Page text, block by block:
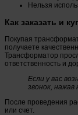
Нельзя
Как заказать и
Покупая
получаете
Трансформатор
ответственность и
Если у вас
звонок,
После проведения
или счет.